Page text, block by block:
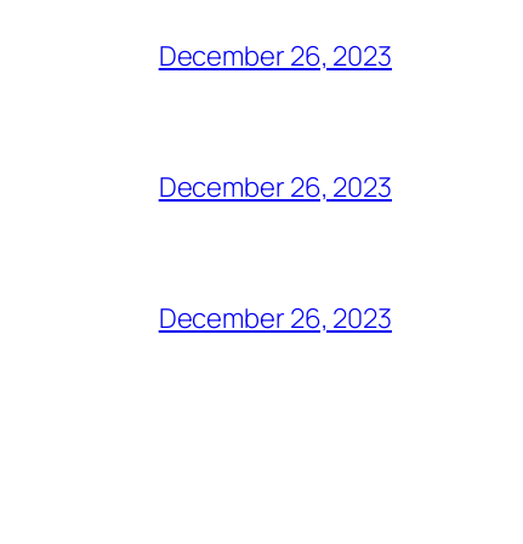
December 26, 2023
December 26, 2023
December 26, 2023